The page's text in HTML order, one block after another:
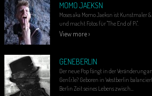
MOMO JAEKSN
Moses aka Momo Jaeksn ist Kunstmaler
und macht Fotos für "The End of Pi".
View more ›
GENEBERLIN
Der neue Pop fängt in der Veränderung
Gen(r)e? Geboren in Westberlin
Berlin Zeit seines Lebens zwisch...